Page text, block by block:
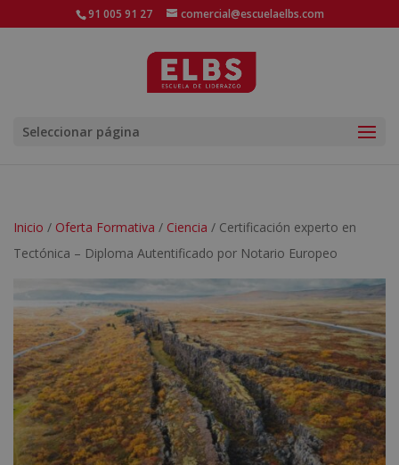
91 005 91 27 comercial@escuelaelbs.com
Seleccionar página
Inicio / Oferta Formativa / Ciencia / Certificación experto en
Tectónica – Diploma Autentificado por Notario Europeo